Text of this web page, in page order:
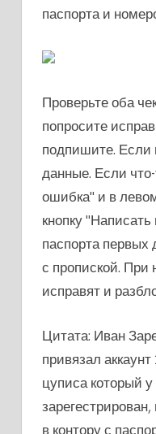
паспорта и
Проверьте оба
попросите
подпишите. Если
данные. Если
ошибка" и в
кнопку
паспорта первых
с пропиской.
исправят и
Цитата: Иван
привязал аккаунт
цуписа который
в контору с